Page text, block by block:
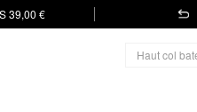
39,00 €